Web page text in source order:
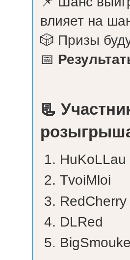
влияет на
🎲 Призы
📅
📃
HuKoLLau
TvoiMloi
RedCherry
DLRed
BigSmouke